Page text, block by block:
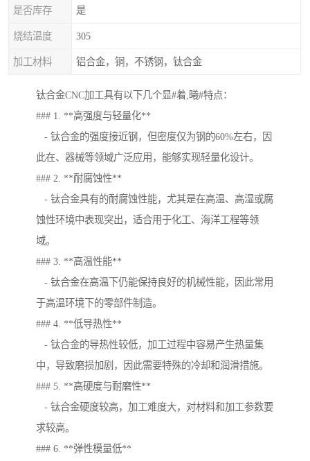
是否库存 是
烧结温度 305
加工材料 铝合金，铜，不锈钢，钛合金
钛合金CNC加工具有以下几个显#着,曦#特点：
### 1. **高强度与轻量化**
- 钛合金的强度接近钢，但密度仅为钢的60%左右，因
此在、器械等领域广泛应用，能够实现轻量化设计。
### 2. **耐腐蚀性**
- 钛合金具有的耐腐蚀性能，尤其是在高温、高湿或腐
蚀性环境中表现突出，适合用于化工、海洋工程等领
域。
### 3. **高温性能**
- 钛合金在高温下仍能保持良好的机械性能，因此常用
于高温环境下的零部件制造。
### 4. **低导热性**
- 钛合金的导热性较低，加工过程中容易产生热量集
中，导致磨损加剧，因此需要特殊的冷却和润滑措施。
### 5. **高硬度与耐磨性**
- 钛合金硬度较高，加工难度大，对材料和加工参数要
求较高。
### 6. **弹性模量低**